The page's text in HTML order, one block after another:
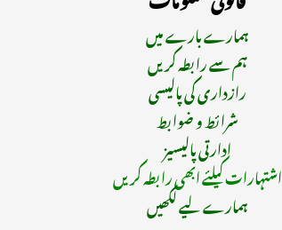
ہمارے بارے میں
ہم سے رابطہ کریں
رازداری کی پالیسی
شرائط و ضوابط
ادارتی پالیسیز
اشتہارات کیلئے ابھی رابطہ کریں
ہمارے لیے لکھیں